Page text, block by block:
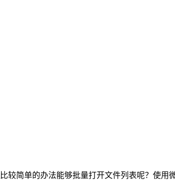
较简单的办法能够批量打开文件列表呢？使用